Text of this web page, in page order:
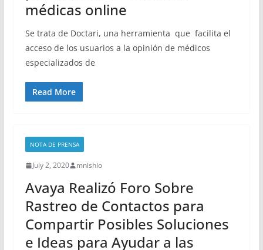
médicas online
Se trata de Doctari, una herramienta que facilita el
acceso de los usuarios a la opinión de médicos
especializados de
Read More
NOTA DE PRENSA
July 2, 2020 mnishio
Avaya Realizó Foro Sobre
Rastreo de Contactos para
Compartir Posibles Soluciones
e Ideas para Ayudar a las